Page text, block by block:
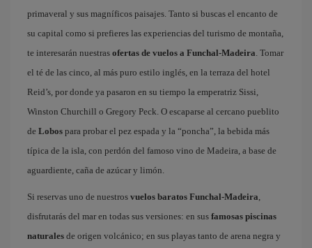
primaveral y sus magníficos paisajes. Tanto si buscas el encanto de
su capital como si prefieres las experiencias del turismo de montaña,
te interesarán nuestras ofertas de vuelos a Funchal-Madeira. Tomar
el té de las cinco, al más puro estilo inglés, en la terraza del hotel
Reid’s, por donde ya pasaron en su tiempo la emperatriz Sissi,
Winston Churchill o Gregory Peck. O escaparse al cercano pueblito
de Lobos para probar el pez espada y la “poncha”, la bebida más
típica de la isla, con perdón del famoso vino de Madeira, a base de
aguardiente, caña de azúcar y limón.
Si reservas uno de nuestros vuelos baratos Funchal-Madeira,
disfrutarás del mar en todas sus versiones: en sus famosas piscinas
naturales de origen volcánico; en sus playas tanto de arena negra y